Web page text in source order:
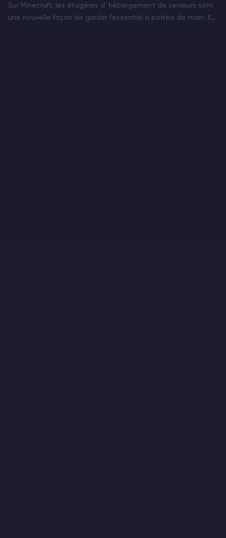
Sur Minecraft, les étagères d’ hébergement de serveurs sont
une nouvelle façon de garder l’essentiel à portée de main. Il